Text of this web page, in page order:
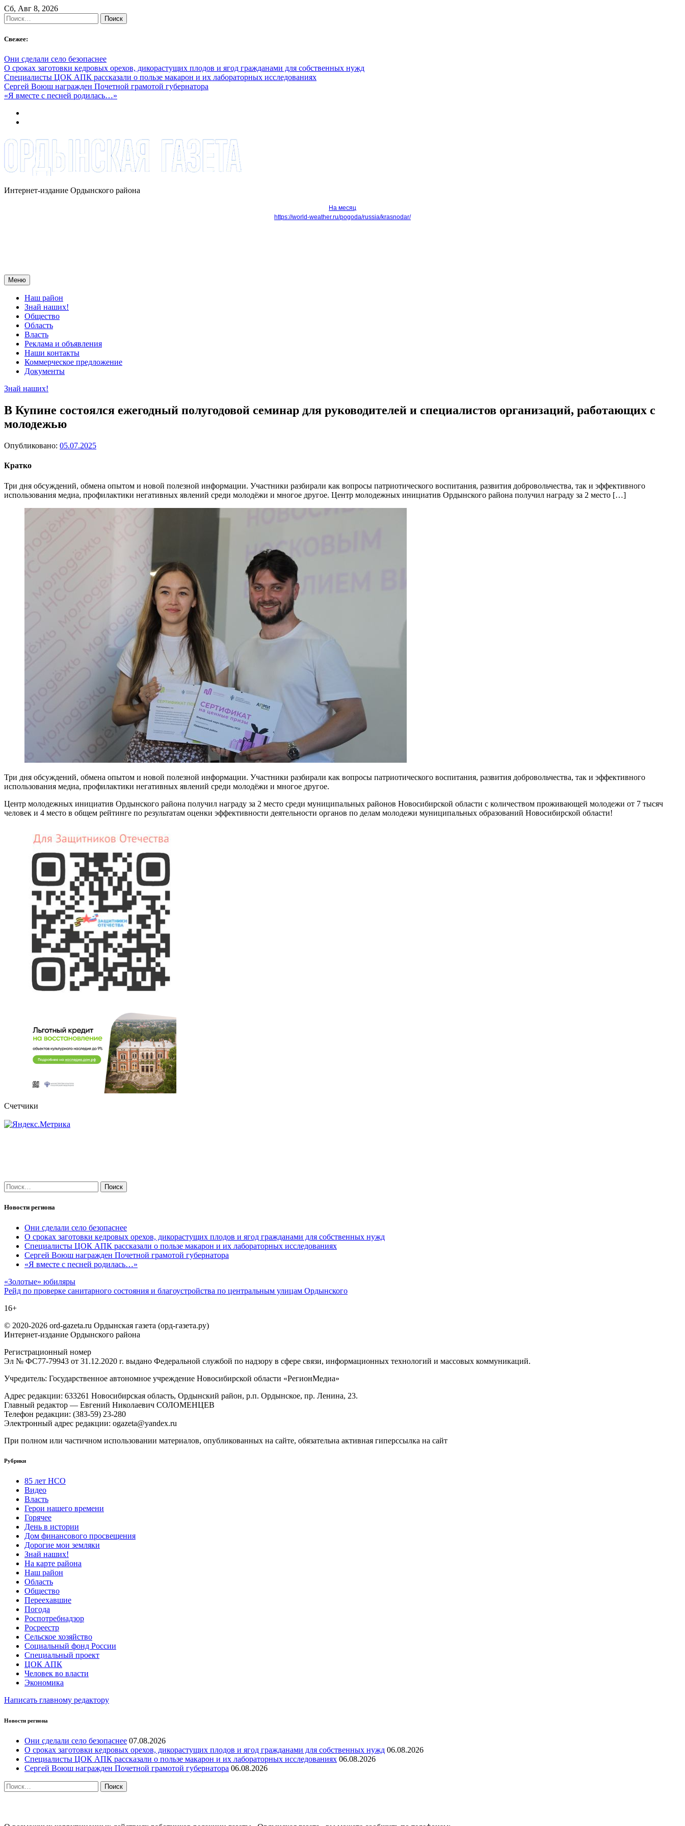
Skip
to
content
Сб, Авг 8, 2026
Найти:
Свежее:
Они сделали село безопаснее
О сроках заготовки кедровых орехов, дикорастущих плодов и ягод гражданами для собственных нужд
Специалисты ЦОК АПК рассказали о пользе макарон и их лабораторных исследованиях
Сергей Воюш награжден Почетной грамотой губернатора
«Я вместе с песней родилась…»
Интернет-издание Ордынского района
На месяц
https://world-weather.ru/pogoda/russia/krasnodar/
Меню
Наш район
Знай наших!
Общество
Область
Власть
Реклама и объявления
Наши контакты
Коммерческое предложение
Документы
Знай наших!
В Купине состоялся ежегодный полугодовой семинар для руководителей и специалистов организаций, работающих с
молодежью
Опубликовано: 05.07.2025
Кратко
Три дня обсуждений, обмена опытом и новой полезной информации. Участники разбирали как вопросы патриотического воспитания, развития добровольчества, так и эффективного
использования медиа, профилактики негативных явлений среди молодёжи и многое другое. Центр молодежных инициатив Ордынского района получил награду за 2 место […]
Три дня обсуждений, обмена опытом и новой полезной информации. Участники разбирали как вопросы патриотического воспитания, развития добровольчества, так и эффективного
использования медиа, профилактики негативных явлений среди молодёжи и многое другое.
Центр молодежных инициатив Ордынского района получил награду за 2 место среди муниципальных районов Новосибирской области с количеством проживающей молодежи от 7 тысяч
человек и 4 место в общем рейтинге по результатам оценки эффективности деятельности органов по делам молодежи муниципальных образований Новосибирской области!
Счетчики
Найти:
Новости региона
Они сделали село безопаснее
О сроках заготовки кедровых орехов, дикорастущих плодов и ягод гражданами для собственных нужд
Специалисты ЦОК АПК рассказали о пользе макарон и их лабораторных исследованиях
Сергей Воюш награжден Почетной грамотой губернатора
«Я вместе с песней родилась…»
Навигация
по
записям
«Золотые» юбиляры
Рейд по проверке санитарного состояния и благоустройства по центральным улицам Ордынского
16+
© 2020-2026 ord-gazeta.ru Ордынская газета (орд-газета.ру)
Интернет-издание Ордынского района
Регистрационный номер
Эл № ФС77-79943 от 31.12.2020 г. выдано Федеральной службой по надзору в сфере связи, информационных технологий и массовых коммуникаций.
Учредитель: Государственное автономное учреждение Новосибирской области «РегионМедиа»
Адрес редакции: 633261 Новосибирская область, Ордынский район, р.п. Ордынское, пр. Ленина, 23.
Главный редактор — Евгений Николаевич СОЛОМЕНЦЕВ
Телефон редакции: (383-59) 23-280
Электронный адрес редакции: ogazeta@yandex.ru
При полном или частичном использовании материалов, опубликованных на сайте, обязательна активная гиперссылка на сайт
Рубрики
85 лет НСО
Видео
Власть
Герои нашего времени
Горячее
День в истории
Дом финансового просвещения
Дорогие мои земляки
Знай наших!
На карте района
Наш район
Область
Общество
Переехавшие
Погода
Роспотребнадзор
Росреестр
Сельское хозяйство
Социальный фонд России
Специальный проект
ЦОК АПК
Человек во власти
Экономика
Написать главному редактору
Новости региона
Они сделали село безопаснее 07.08.2026
О сроках заготовки кедровых орехов, дикорастущих плодов и ягод гражданами для собственных нужд 06.08.2026
Специалисты ЦОК АПК рассказали о пользе макарон и их лабораторных исследованиях 06.08.2026
Сергей Воюш награжден Почетной грамотой губернатора 06.08.2026
Найти: